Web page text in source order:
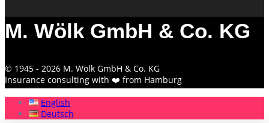
M. Wölk GmbH & Co. KG
© 1945 - 2026 M. Wölk GmbH & Co. KG
Insurance consulting with ❤️ from Hamburg
English
Deutsch